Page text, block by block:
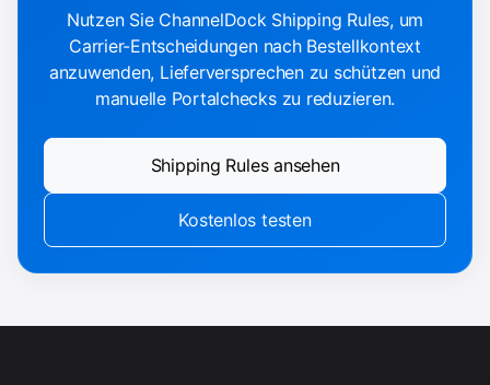
Nutzen Sie ChannelDock Shipping Rules, um
Carrier-Entscheidungen nach Bestellkontext
anzuwenden, Lieferversprechen zu schützen und
manuelle Portalchecks zu reduzieren.
Shipping Rules ansehen
Kostenlos testen